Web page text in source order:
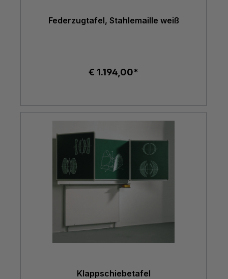
Federzugtafel, Stahlemaille weiß
€ 1.194,00*
Klappschiebetafel